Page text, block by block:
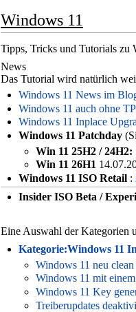
Windows 11
Tipps, Tricks und Tutorials
News
Das Tutorial wird natürlich
Windows 11 News im
Windows 11 auch ohne
Windows 11 Inplace
Windows 11 Patchday
Win 11 25H2 / 24H2:
Win 11 26H1
Windows 11 ISO Retail:
Insider ISO Beta /
Eine Auswahl der Kategorien
Kategorie:Windows 11
Windows 11 neu
Windows 11 mit
Windows 11 Key
Treiberupdates